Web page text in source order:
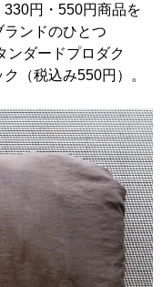
円・550円商品を
ンドのひとつ
ンダードプロダク
（税込み550円）。